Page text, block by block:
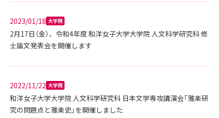
2023/01/18 大学院
2月17日（金）、令和4年度 和洋女子大学大学院 人文科学研究科 修
士論文発表会を開催します
2022/11/22 大学院
和洋女子大学大学院 人文科学研究科 日本文学専攻講演会「雅楽研
究の問題点と雅楽史」を開催しました